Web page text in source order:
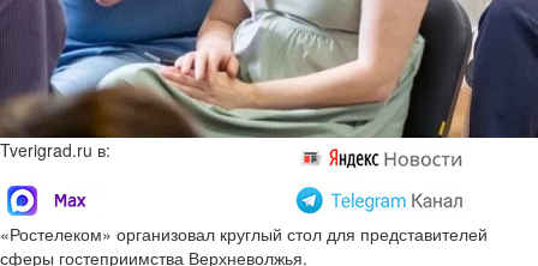
Tverigrad.ru в:
«Ростелеком» организовал круглый стол для представителей
сферы гостеприимства Верхневолжья.